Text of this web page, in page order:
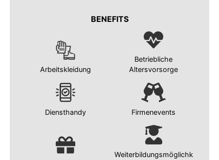
BENEFITS
Arbeitskleidung
Betriebliche
Altersvorsorge
Diensthandy Firmenevents
Weiterbildungsmöglichk